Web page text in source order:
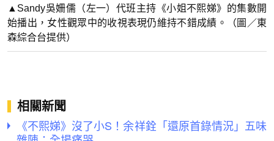
▲Sandy吳姍儒（左一）代班主持《小姐不熙娣》的集數開
始播出，女性觀眾中的收視表現仍維持不錯成績。（圖／東
森綜合台提供）
相關新聞
《不熙娣》沒了小S！余祥銓「還原首錄情況」五味